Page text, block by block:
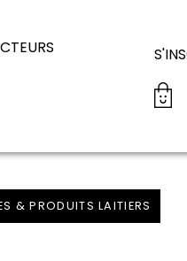
& PRODUITS LAITIERS